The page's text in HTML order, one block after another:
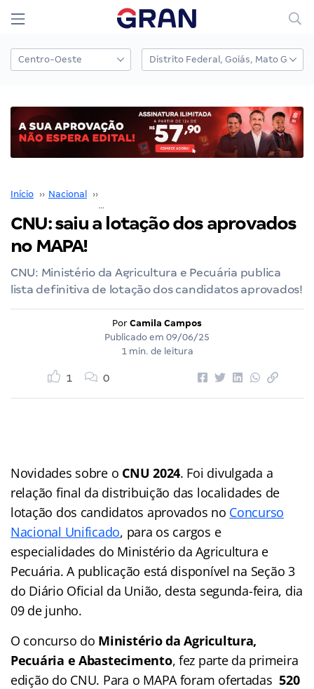
Início ›› Nacional ››
CNU: saiu a lotação dos aprovados
no MAPA!
CNU: Ministério da Agricultura e Pecuária publica
lista definitiva de lotação dos candidatos aprovados!
Por Camila Campos
Publicado em 09/06/25
1 min. de leitura
1 0
Novidades sobre o CNU 2024. Foi divulgada a
relação final da distribuição das localidades de
lotação dos candidatos aprovados no Concurso
Nacional Unificado, para os cargos e
especialidades do Ministério da Agricultura e
Pecuária. A publicação está disponível na Seção 3
do Diário Oficial da União, desta segunda-feira, dia
09 de junho.
O concurso do Ministério da Agricultura,
Pecuária e Abastecimento, fez parte da primeira
edição do CNU. Para o MAPA foram ofertadas520